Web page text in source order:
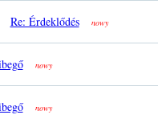
Re: Érdeklődés nowy
nowy
nowy